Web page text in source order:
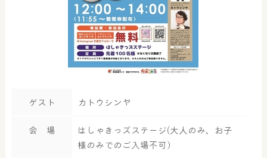
ゲスト カトウシンヤ
会 場
はしゃきっズステージ(大人のみ、お子
様のみでのご入場不可）